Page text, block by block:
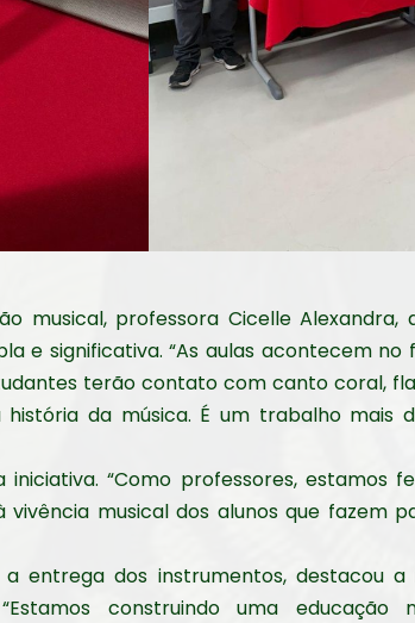
musical, professora Cicelle Alexandra,
e significativa. “As aulas acontecem
terão contato com canto coral,
da música. É um trabalho mais
“Como professores, estamos
musical dos alunos que fazem
entrega dos instrumentos, destacou
construindo uma